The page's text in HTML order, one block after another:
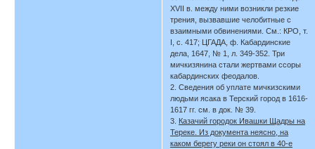
XVII в. между ними возникли резкие
трения, вызвавшие челобитные с
взаимными обвинениями. См.: КРО, т.
I, с. 417; ЦГАДА, ф. Кабардинские
дела, 1647, № 1, л. 349-352. Три
мичкизянина стали жертвами ссоры
кабардинских феодалов.
2. Сведения об уплате мичкизскими
людьми ясака в Терский город в 1616-
1617 гг. см. в док. № 39.
3. Казачий городок Ивашки Щадры на
Тереке. Из документа неясно, на
каком берегу реки он стоял в 40-е